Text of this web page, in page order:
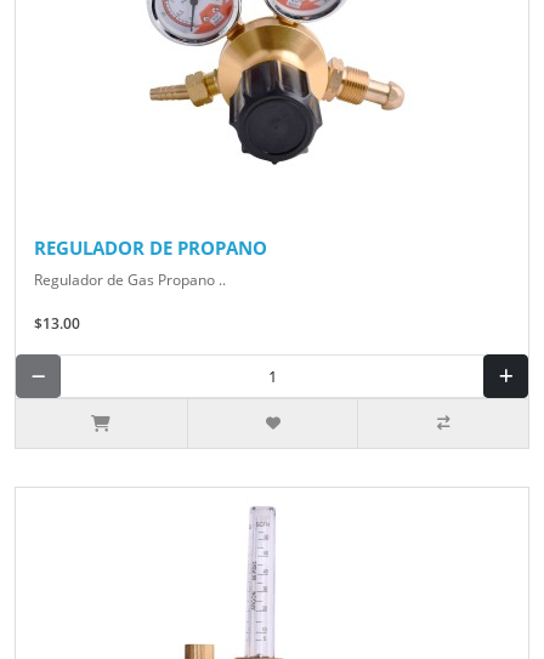
REGULADOR DE PROPANO
Regulador de Gas Propano ..
$13.00